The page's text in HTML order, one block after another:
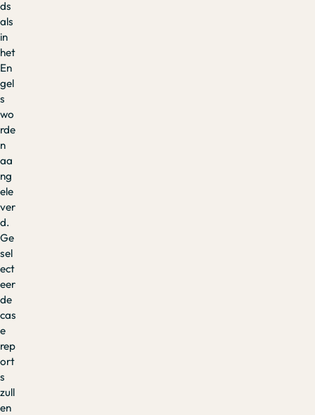
ds
als
in
het
En
gel
s
wo
rde
n
aa
ng
ele
ver
d.
Ge
sel
ect
eer
de
cas
e
rep
ort
s
zull
en